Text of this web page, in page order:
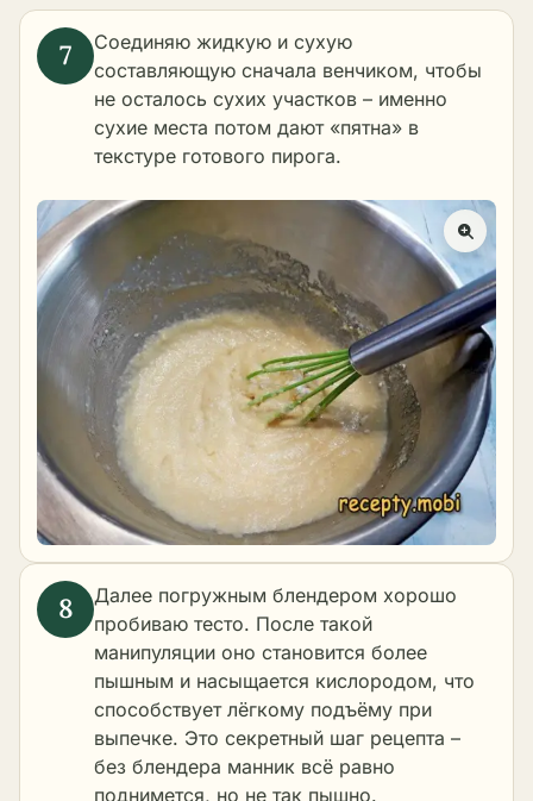
Соединяю жидкую и сухую
составляющую сначала венчиком, чтобы
не осталось сухих участков – именно
сухие места потом дают «пятна» в
текстуре готового пирога.
Далее погружным блендером хорошо
пробиваю тесто. После такой
манипуляции оно становится более
пышным и насыщается кислородом, что
способствует лёгкому подъёму при
выпечке. Это секретный шаг рецепта –
без блендера манник всё равно
поднимется, но не так пышно.